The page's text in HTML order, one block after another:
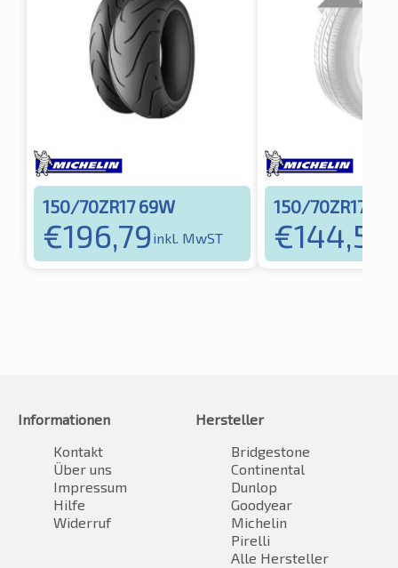
150/70ZR17 69W
€196,79inkl. MwST
150/70ZR17
€144,52
Informationen
Kontakt
Über uns
Impressum
Hilfe
Widerruf
Hersteller
Bridgestone
Continental
Dunlop
Goodyear
Michelin
Pirelli
Alle Hersteller